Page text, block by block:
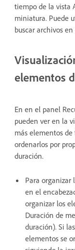
tiempo de la vista
miniatura. Puede
buscar archivos
elementos
En en el panel
pueden ver en la
más elementos
ordenarlos por
duración.
Para organizar
en el
organizar los
Duración de
duración). Si
elementos se